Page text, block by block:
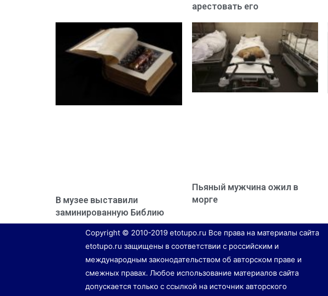
арестовать его
В музее выставили
заминированную Библию
Пьяный мужчина ожил в
морге
Copyright © 2010-2019 etotupo.ru Все права на материалы сайта
etotupo.ru защищены в соответствии с российским и
международным законодательством об авторском праве и
смежных правах. Любое использование материалов сайта
допускается только с ссылкой на источник авторского